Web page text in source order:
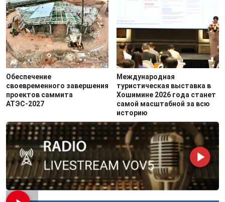
Обеспечение
своевременного завершения
проектов саммита
АТЭС-2027
Международная
туристическая выставка в
Хошимине 2026 года станет
самой масштабной за всю
историю